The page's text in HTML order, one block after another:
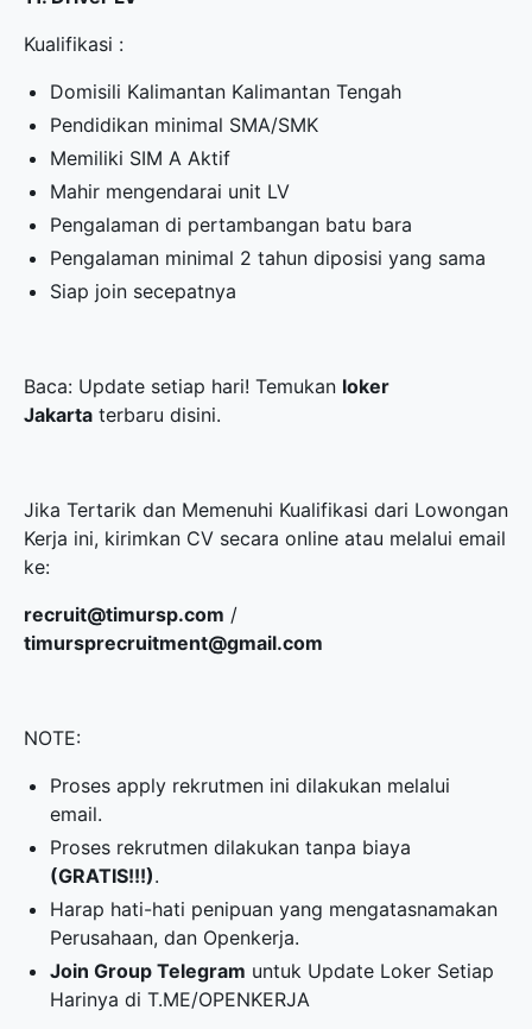
Kualifikasi :
Domisili Kalimantan Kalimantan Tengah
Pendidikan minimal SMA/SMK
Memiliki SIM A Aktif
Mahir mengendarai unit LV
Pengalaman di pertambangan batu bara
Pengalaman minimal 2 tahun diposisi yang sama
Siap join secepatnya
Baca: Update setiap hari! Temukan loker
Jakarta terbaru disini.
Jika Tertarik dan Memenuhi Kualifikasi dari Lowongan
Kerja ini, kirimkan CV secara online atau melalui email
ke:
recruit@timursp.com /
timursprecruitment@gmail.com
NOTE:
Proses apply rekrutmen ini dilakukan melalui
email.
Proses rekrutmen dilakukan tanpa biaya
(GRATIS!!!).
Harap hati-hati penipuan yang mengatasnamakan
Perusahaan, dan Openkerja.
Join Group Telegram untuk Update Loker Setiap
Harinya diT.ME/OPENKERJA